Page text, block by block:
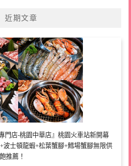
近期文章
門店-桃園中華店』桃園火車站新開幕
波士頓龍蝦+松葉蟹腳+鱈場蟹腳無限供
推薦！